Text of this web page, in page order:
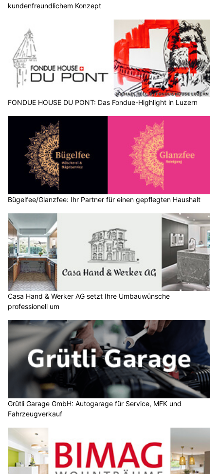
kundenfreundlichem Konzept
FONDUE HOUSE DU PONT: Das Fondue-Highlight in Luzern
Bügelfee/Glanzfee: Ihr Partner für einen gepflegten Haushalt
Casa Hand & Werker AG setzt Ihre Umbauwünsche
professionell um
Grütli Garage GmbH: Autogarage für Service, MFK und
Fahrzeugverkauf